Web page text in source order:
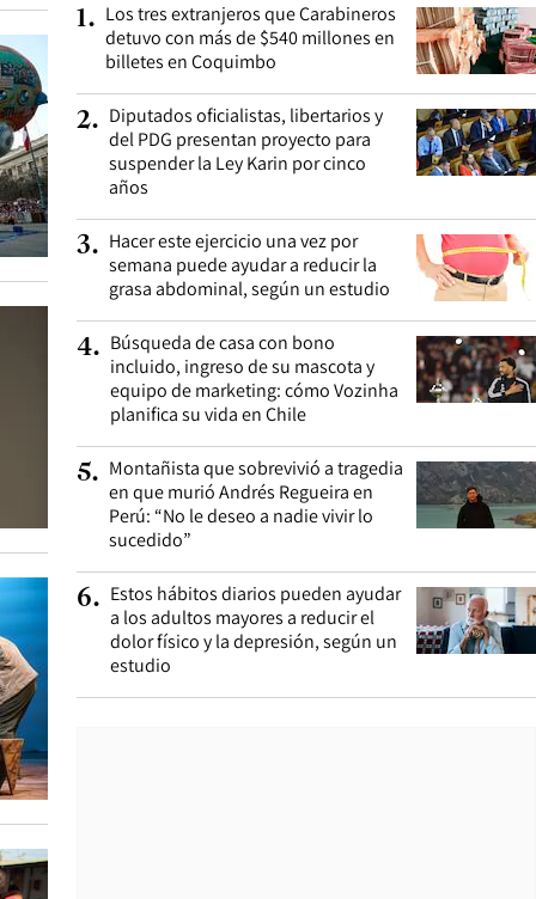
1. Los tres extranjeros que Carabineros
detuvo con más de $540 millones en
billetes en Coquimbo
2. Diputados oficialistas, libertarios y
del PDG presentan proyecto para
suspender la Ley Karin por cinco
años
3. Hacer este ejercicio una vez por
semana puede ayudar a reducir la
grasa abdominal, según un estudio
4. Búsqueda de casa con bono
incluido, ingreso de su mascota y
equipo de marketing: cómo Vozinha
planifica su vida en Chile
5. Montañista que sobrevivió a tragedia
en que murió Andrés Regueira en
Perú: “No le deseo a nadie vivir lo
sucedido”
6. Estos hábitos diarios pueden ayudar
a los adultos mayores a reducir el
dolor físico y la depresión, según un
estudio